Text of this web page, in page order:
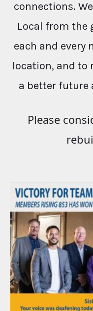
connections.
Local from the
each and every
location, and to
a better future
Please